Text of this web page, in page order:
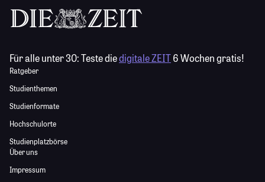
Für alle unter 30:Teste diedigitale ZEIT6 Wochen gratis!
Ratgeber
Studienthemen
Studienformate
Hochschulorte
Studienplatzbörse
Über uns
Impressum